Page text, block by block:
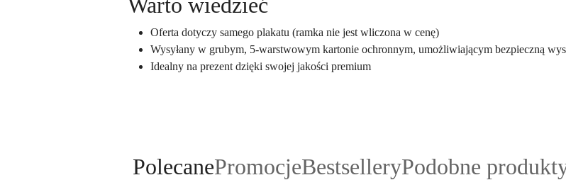
Oferta dotyczy samego plakatu (ramka nie jest wliczona w cenę)
Wysyłany w grubym, 5-warstwowym kartonie ochronnym, umożliwiającym bezpieczną
Idealny na prezent dzięki swojej jakości premium
Pomiń karuzelę produktówProdukty
PolecaneProdukty
PromocjeProdukty
BestselleryProdukty
Podobne